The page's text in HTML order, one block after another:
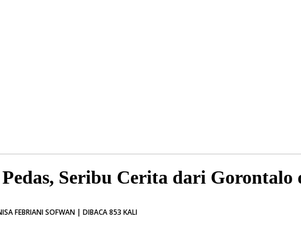
Seribu Cerita dari Gorontalo
FEBRIANI SOFWAN | DIBACA 853 KALI